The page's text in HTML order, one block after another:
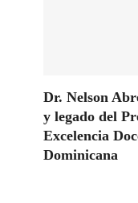
Dr. Nelson
y legado del
Excelencia
Dominicana